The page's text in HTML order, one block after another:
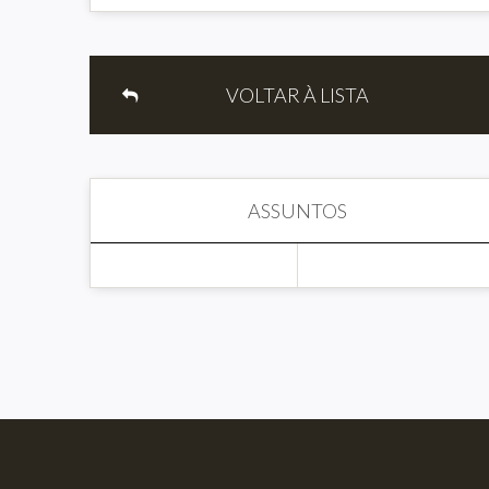
VOLTAR À LISTA
ASSUNTOS